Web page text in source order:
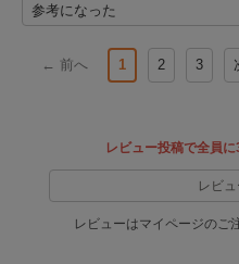
On
オン
Onitsuka Tiger
参考になった
← 前へ 1 2 3
レビュー投稿で全員
レビ
レビューはマイページのご